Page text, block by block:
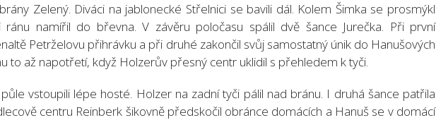
Zelený. Diváci na jablonecké Střelnici se bavili dál. Kolem Šimka se prosmýkl
ránu namířil do břevna. V závěru poločasu spálil dvě šance Jurečka. Při první
Petrželovu přihrávku a při druhé zakončil svůj samostatný únik do Hanušových
to až napotřetí, když Holzerův přesný centr uklidil s přehledem k tyči.
vstoupili lépe hosté. Holzer na zadní tyči pálil nad bránu. I druhá šance patřila
centru Reinberk šikovně předskočil obránce domácích a Hanuš se v domácí